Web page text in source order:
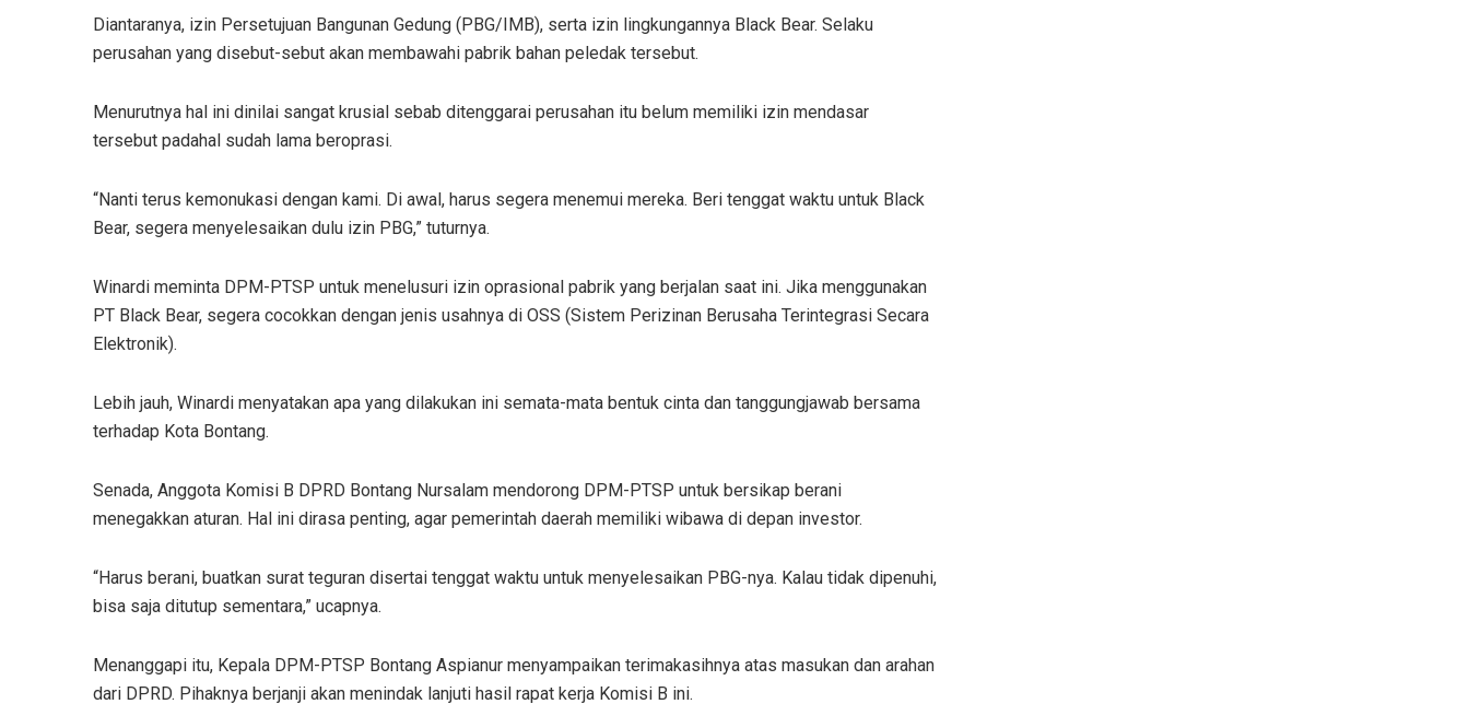
Diantaranya, izin Persetujuan Bangunan Gedung (PBG/IMB), serta izin lingkungannya Black Bear. Selaku
perusahan yang disebut-sebut akan membawahi pabrik bahan peledak tersebut.
Menurutnya hal ini dinilai sangat krusial sebab ditenggarai perusahan itu belum memiliki izin mendasar
tersebut padahal sudah lama beroprasi.
“Nanti terus kemonukasi dengan kami. Di awal, harus segera menemui mereka. Beri tenggat waktu untuk Black
Bear, segera menyelesaikan dulu izin PBG,” tuturnya.
Winardi meminta DPM-PTSP untuk menelusuri izin oprasional pabrik yang berjalan saat ini. Jika menggunakan
PT Black Bear, segera cocokkan dengan jenis usahnya di OSS (Sistem Perizinan Berusaha Terintegrasi Secara
Elektronik).
Lebih jauh, Winardi menyatakan apa yang dilakukan ini semata-mata bentuk cinta dan tanggungjawab bersama
terhadap Kota Bontang.
Senada, Anggota Komisi B DPRD Bontang Nursalam mendorong DPM-PTSP untuk bersikap berani
menegakkan aturan. Hal ini dirasa penting, agar pemerintah daerah memiliki wibawa di depan investor.
“Harus berani, buatkan surat teguran disertai tenggat waktu untuk menyelesaikan PBG-nya. Kalau tidak dipenuhi,
bisa saja ditutup sementara,” ucapnya.
Menanggapi itu, Kepala DPM-PTSP Bontang Aspianur menyampaikan terimakasihnya atas masukan dan arahan
dari DPRD. Pihaknya berjanji akan menindak lanjuti hasil rapat kerja Komisi B ini.